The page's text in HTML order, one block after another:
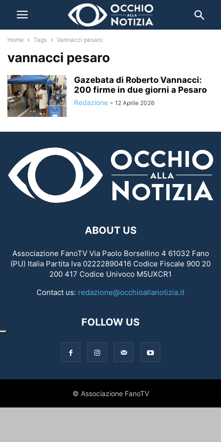
Home Tags Vannacci pesaro
vannacci pesaro
Gazebata di Roberto Vannacci:
200 firme in due giorni a Pesaro
Redazione - 12 Aprile 2026
ABOUT US
Associazione FanoTV Via Paolo Borsellino 4 61032 Fano
(PU) Italia Partita Iva 02222890416 Codice Fiscale 900 20
200 417 Codice Univoco M5UXCR1
Contact us: redazione@occhioallanotizia.it
FOLLOW US
© Associazione FanoTV